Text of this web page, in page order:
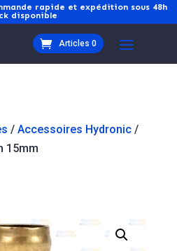
rapide et expédition sous 48h
disponible
Articles 0
/ Accessoires Hydronic/
15mm